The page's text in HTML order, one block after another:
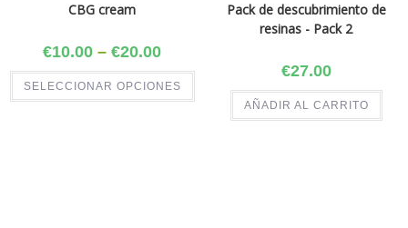
CBG cream
€10.00 – €20.00
SELECCIONAR OPCIONES
Pack de descubrimiento de
resinas ​- Pack 2
€27.00
AÑADIR AL CARRITO